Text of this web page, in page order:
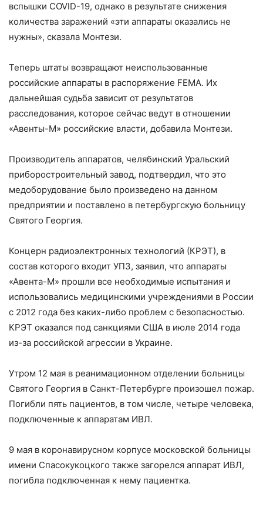
вспышки COVID-19, однако в результате снижения
количества заражений «эти аппараты оказались не
нужны», сказала Монтези.
Теперь штаты возвращают неиспользованные
российские аппараты в распоряжение FEMA. Их
дальнейшая судьба зависит от результатов
расследования, которое сейчас ведут в отношении
«Авенты-М» российские власти, добавила Монтези.
Производитель аппаратов, челябинский Уральский
приборостроительный завод, подтвердил, что это
медоборудование было произведено на данном
предприятии и поставлено в петербургскую больницу
Святого Георгия.
Концерн радиоэлектронных технологий (КРЭТ), в
состав которого входит УПЗ, заявил, что аппараты
«Авента-М» прошли все необходимые испытания и
использовались медицинскими учреждениями в России
с 2012 года без каких-либо проблем с безопасностью.
КРЭТ оказался под санкциями США в июле 2014 года
из-за российской агрессии в Украине.
Утром 12 мая в реанимационном отделении больницы
Святого Георгия в Санкт-Петербурге произошел пожар.
Погибли пять пациентов, в том числе, четыре человека,
подключенные к аппаратам ИВЛ.
9 мая в коронавирусном корпусе московской больницы
имени Спасокукоцкого также загорелся аппарат ИВЛ,
погибла подключенная к нему пациентка.